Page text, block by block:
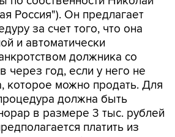
Россия"). Он предлагает
за счет того, что она
и автоматически
должника со
через год, если у него не
которое можно продать. Для
должна быть
в размере 3 тыс. рублей
платить из